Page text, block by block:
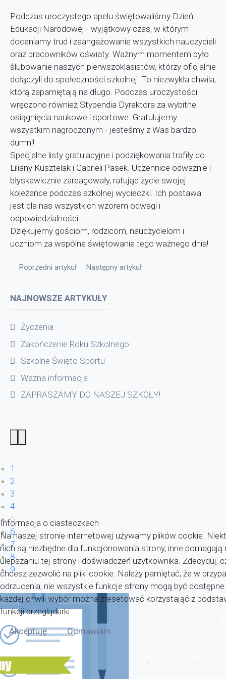
Podczas uroczystego apelu świętowaliśmy Dzień
Edukacji Narodowej - wyjątkowy czas, w którym
doceniamy trud i zaangażowanie wszystkich nauczycieli
oraz pracowników oświaty. Ważnym momentem było
ślubowanie naszych pierwszoklasistów, którzy oficjalnie
dołączyli do społeczności szkolnej. To niezwykła chwila,
którą zapamiętają na długo. Podczas uroczystości
wręczono również Stypendia Dyrektora za wybitne
osiągnięcia naukowe i sportowe. Gratulujemy
wszystkim nagrodzonym - jesteśmy z Was bardzo
dumni!
Specjalne listy gratulacyjne i podziękowania trafiły do
Liliany Kusztelak i Gabrieli Pasek. Uczennice odważnie i
błyskawicznie zareagowały, ratując życie swojej
koleżance podczas szkolnej wycieczki. Ich postawa
jest dla nas wszystkich wzorem odwagi i
odpowiedzialności .
Dziękujemy gościom, rodzicom, nauczycielom i
uczniom za wspólne świętowanie tego ważnego dnia!
Poprzedni artykuł: Informacja
Poprzedni artykuł Następny artykuł: Październik
Następny artykuł
NAJNOWSZE ARTYKUŁY
Życzenia
Zakończenie Roku Szkolnego
Szkolne Święto Sportu
Ważna informacja
ZAPRASZAMY DO NASZEJ SZKOŁY!
1
2
3
4
5
6
7
8
9
Informacja o ciasteczkach
Na naszej stronie internetowej używamy plików cookie.
nich są niezbędne dla funkcjonowania strony, inne pomagają
ulepszaniu tej strony i doświadczeń użytkownika. Zdecyduj,
chcesz zezwolić na pliki cookie. Należy pamiętać, że w
odrzucenia, nie wszystkie funkcje strony mogą być
każdej chwili wybór można zresetować korzystająć z
funkcji przeglądarki.
Akceptuję
Odmawiam